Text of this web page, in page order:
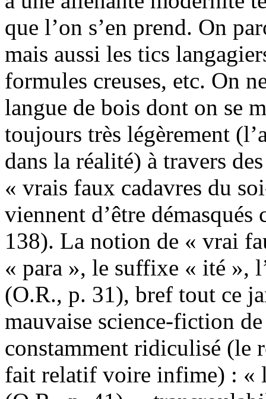
que l’on s’en prend. On
mais aussi les tics
formules creuses, etc. On
langue de bois dont on se
toujours très légèrement
dans la réalité) à travers
« vrais faux cadavres du
viennent d’être
138). La notion de « vrai
« para », le suffixe « ité »,
(O.R., p. 31), bref tout ce
mauvaise science-fiction
constamment ridiculisé (le
fait relatif voire infime) : «